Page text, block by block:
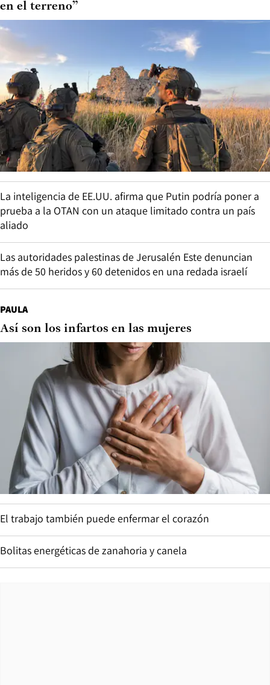
en el terreno”
La inteligencia de EE.UU. afirma que Putin podría poner a
prueba a la OTAN con un ataque limitado contra un país
aliado
Las autoridades palestinas de Jerusalén Este denuncian
más de 50 heridos y 60 detenidos en una redada israelí
PAULA
Así son los infartos en las mujeres
El trabajo también puede enfermar el corazón
Bolitas energéticas de zanahoria y canela